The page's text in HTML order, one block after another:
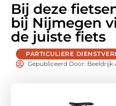
Bij deze
bij Nijmegen
de juiste fiets
PARTICULIERE
Gepubliceerd Door: Beeldrijk